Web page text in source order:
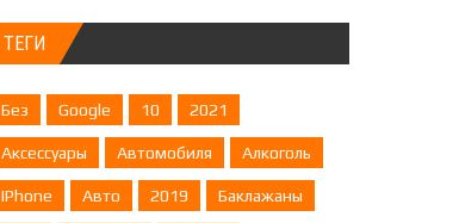
ТЕГИ
Без Google 10 2021
Аксессуары Автомобиля Алкоголь
IPhone Авто 2019 Баклажаны